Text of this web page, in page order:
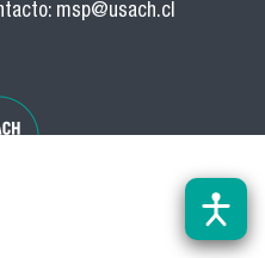
msp@usach.cl